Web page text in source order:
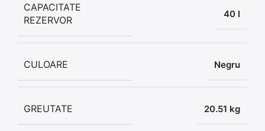
CAPACITATE
REZERVOR
40 l
CULOARE Negru
GREUTATE 20.51 kg